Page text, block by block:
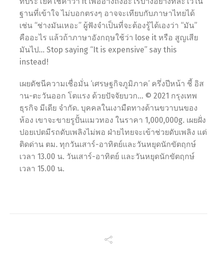
ฐานที่เข้าใจ ไม่บอกตรงๆ อาจจะเทียบกับภาษาไทยได้
เช่น “ช่างมันเหอะ” ผู้ฟังจำเป็นที่จะต้องรู้ได้เองว่า “มัน”
คืออะไร แล้วถ้าภาษาอังกฤษใช้ว่า lose it หรือ สูญเสีย
มันไป… Stop saying “It is expensive” say this
instead!
เผยดัชนีความเชื่อมั่น ‘เศรษฐกิจภูมิภาค’ ครึ่งปีหน้า ชี้ อิส
าน-ตะวันออก โตแรง ด้วยปัจจัยบวก… © 2021 กรุงเทพ
ธุรกิจ มีเดีย จำกัด. บุคคลในเงามืดทางด้านขวาบนของ
ห้อง เขาจะขายรูปั้นแมวทอง ในราคา 1,000,000g. เผยฝั่ง
ปอยเปตมีรถดับเพลิงไม่พอ ฝ่ายไทยจะเข้าช่วยดับเพลิง แต่
ติดด่าน ตม. ทุกวันเสาร์-อาทิตย์และวันหยุดนักขัตฤกษ์
เวลา 13.00 น. วันเสาร์-อาทิตย์ และวันหยุดนักขัตฤกษ์
เวลา 15.00 น.